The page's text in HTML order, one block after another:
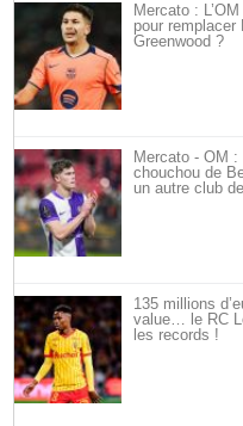
Mercato :
pour remplacer
Greenwood ?
Mercato - OM :
chouchou de
un autre club
135 millions
value… le RC
les records !